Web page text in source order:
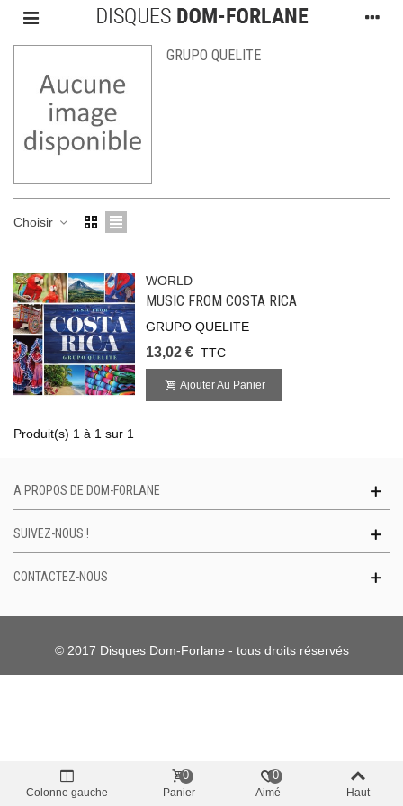
GRUPO QUELITE
Choisir
WORLD
MUSIC FROM COSTA RICA
GRUPO QUELITE
13,02 € TTC
Ajouter Au Panier
Produit(s) 1 à 1 sur 1
A PROPOS DE DOM-FORLANE
SUIVEZ-NOUS !
CONTACTEZ-NOUS
© 2017 Disques Dom-Forlane - tous droits réservés
Colonne gauche Panier
0
Aimé
0
Haut